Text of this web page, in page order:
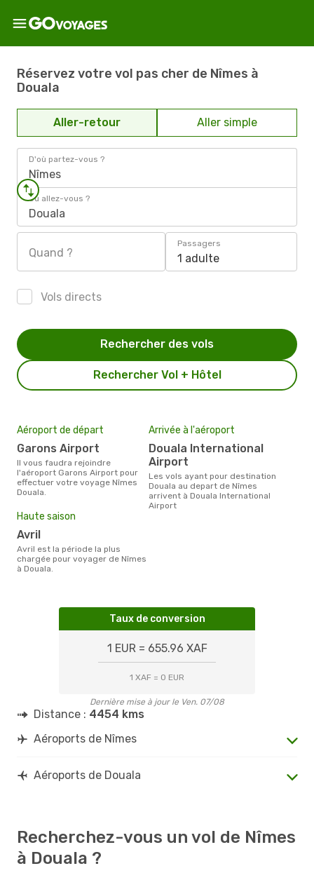
Réservez votre vol pas cher de Nîmes à
Douala
Aller-retour Aller simple
D'où partez-vous ?
Nîmes
Où allez-vous ?
Douala
Quand ?
Passagers
1 adulte
Vols directs
Rechercher Vol + Hôtel
Rechercher des vols
Aéroport de départ
Garons Airport
Il vous faudra rejoindre
l'aéroport Garons Airport pour
effectuer votre voyage Nîmes
Douala.
Arrivée à l'aéroport
Douala International
Airport
Les vols ayant pour destination
Douala au depart de Nîmes
arrivent à Douala International
Airport
Haute saison
avril
avril est la période la plus
chargée pour voyager de Nîmes
à Douala.
Taux de conversion
1 EUR = 655.96 XAF
1 XAF = 0 EUR
Dernière mise à jour le Ven. 07/08
Distance : 4454 kms
Aéroports de Nîmes
Aéroports de Douala
Recherchez-vous un vol de Nîmes
à Douala ?